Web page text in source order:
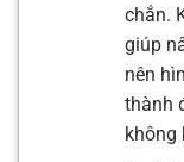
chắn.
giúp
nên
thành
không